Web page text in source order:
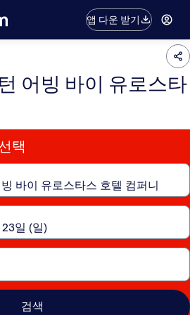
앱 다운 받기
어빙 바이 유로스타
택
검색